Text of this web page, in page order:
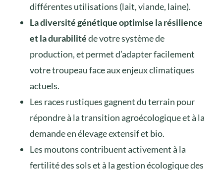
différentes utilisations (lait, viande, laine).
La diversité génétique optimise la résilience
et la durabilitéde votre système de
production, et permet d’adapter facilement
votre troupeau face aux enjeux climatiques
actuels.
Les races rustiques gagnent du terrain pour
répondre à la transition agroécologique et à la
demande en élevage extensif et bio.
Les moutons contribuent activement à la
fertilité des sols et à la gestion écologique des